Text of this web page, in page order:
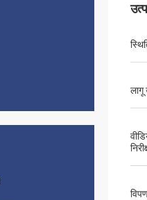
लागू